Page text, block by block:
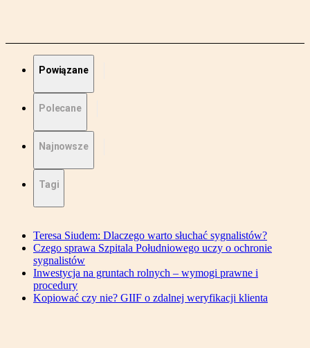
Powiązane
Polecane
Najnowsze
Tagi
Teresa Siudem: Dlaczego warto słuchać sygnalistów?
Czego sprawa Szpitala Południowego uczy o ochronie
sygnalistów
Inwestycja na gruntach rolnych – wymogi prawne i
procedury
Kopiować czy nie? GIIF o zdalnej weryfikacji klienta